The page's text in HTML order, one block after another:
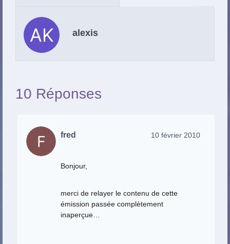
alexis
10 Réponses
fred 10 février 2010
Bonjour,
merci de relayer le contenu de cette
émission passée complètement
inaperçue…